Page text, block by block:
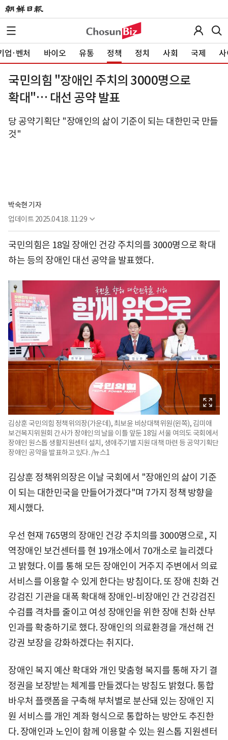
업·벤처 바이오 유통 정책 정치 사회 국제 사
국민의힘 "장애인 주치의 3000명으로
확대"… 대선 공약 발표
당 공약기획단 "장애인의 삶이 기준이 되는 대한민국 만들
것"
박숙현 기자
업데이트 2025.04.18. 11:29
국민의힘은 18일 장애인 건강 주치의를 3000명으로 확대
하는 등의 장애인 대선 공약을 발표했다.
김상훈 국민의힘 정책위의장(가운데), 최보윤 비상대책위원(왼쪽), 김미애
보건복지위원회 간사가 장애인의 날을 이틀 앞둔 18일 서울 여의도 국회에서
장애인 원스톱 생활지원센터 설치, 생애주기별 지원 대책 마련 등 공약기획단
장애인 공약을 발표하고 있다. /뉴스1
김상훈 정책위의장은 이날 국회에서 "장애인의 삶이 기준
이 되는 대한민국을 만들어가겠다"며 7가지 정책 방향을
제시했다.
우선 현재 765명의 장애인 건강 주치의를 3000명으로, 지
역장애인 보건센터를 현 19개소에서 70개소로 늘리겠다
고 밝혔다. 이를 통해 모든 장애인이 거주지 주변에서 의료
서비스를 이용할 수 있게 한다는 방침이다. 또 장애 친화 건
강검진 기관을 대폭 확대해 장애인-비장애인 간 건강검진
수검률 격차를 줄이고 여성 장애인을 위한 장애 친화 산부
인과를 확충하기로 했다. 장애인의 의료환경을 개선해 건
강권 보장을 강화하겠다는 취지다.
장애인 복지 예산 확대와 개인 맞춤형 복지를 통해 자기 결
정권을 보장받는 체계를 만들겠다는 방침도 밝혔다. 통합
바우처 플랫폼을 구축해 부처별로 분산돼 있는 장애인 지
원 서비스를 개인 계좌 형식으로 통합하는 방안도 추진한
다. 장애인과 노인이 함께 이용할 수 있는 원스톱 지원센터